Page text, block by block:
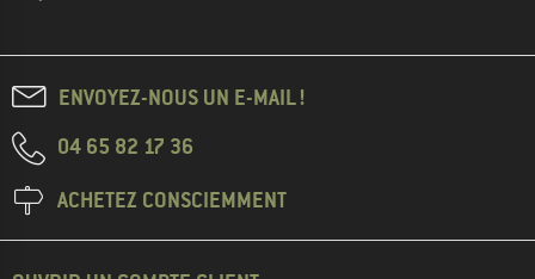
ENVOYEZ-NOUS UN E-MAIL !
04 65 82 17 36
ACHETEZ CONSCIEMMENT